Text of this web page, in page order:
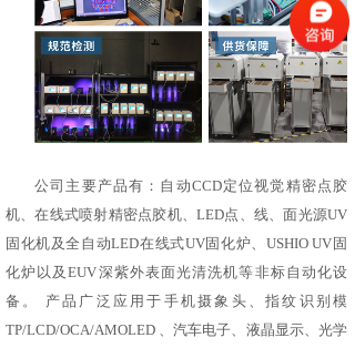
公司主要产品有：自动CCD定位视觉精密点胶
机、在线式喷射精密点胶机、LED点、线、面光源UV
固化机及全自动LED在线式UV固化炉、USHIO UV固
化炉以及EUV深紫外表面光清洗机等非标自动化设
备。 产品广泛应用于手机摄象头、指纹识别模
TP/LCD/OCA/AMOLED 、汽车电子、液晶显示、光学